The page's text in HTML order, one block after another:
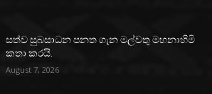
සත්ව සුබසාධන පනත ගැන මල්වතු මහනාහිමි
කතා කරයි.
August 7, 2026